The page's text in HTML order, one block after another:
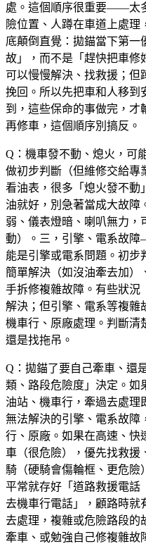
處。這個順序很重要——太
險位置、人蹲在車道上處
底顛倒直覺：拋錨當下第一
故」，而不是「趕快把車修
可以慢慢解決、找救援；但
挽回。所以先把車和人移到
到，這些保命的事做完，才
再修車，這個順序別搞反。
Q：機車發不動、熄火，可
做初步判斷（但維修交給
看油表，很多「熄火發不動
油就好，別急著當成大故
弱、儀表燈暗、喇叭無力，
動）。三，引擎、電系故
能是引擎或電系問題。初步
簡單解決（如沒油牽去加）
手拆修複雜故障。有些狀況
解決；但引擎、電系等複雜
機車行、原廠處理。判斷清
還是找拖吊。
Q：拋錨了要自己牽車、還
類、路段危險度」決定。如
油站、機車行，牽過去處理
無法解決的引擎、電系故障
行、原廠。如果在高速、快
車（很危險），優先找救援
騎（硬騎會傷輪框、更危險
平常就存好「道路救援電話
去機車行電話」，顧路時就
去處理，複雜或危險路段的
牽車、或勉強自己修複雜故